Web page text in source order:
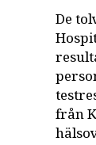
De
från